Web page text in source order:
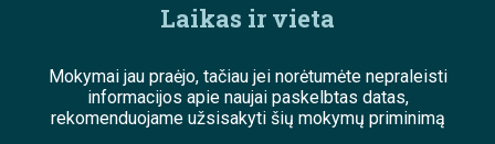
Laikas ir vieta
Mokymai jau praėjo, tačiau jei norėtumėte nepraleisti
informacijos apie naujai paskelbtas datas,
rekomenduojame užsisakyti šių mokymų priminimą